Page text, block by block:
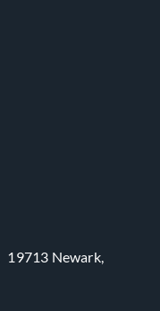
19713 Newark,